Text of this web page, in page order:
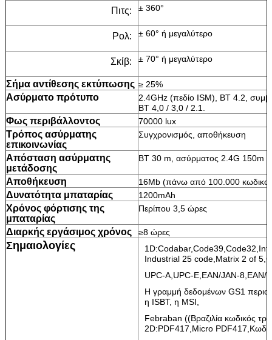
Πιτς: ± 360°
Ρολ: ± 60° ή μεγαλύτερο
Σκίβ: ± 70° ή μεγαλύτερο
Σήμα αντίθεσης εκτύπωσης ≥ 25%
Ασύρματο πρότυπο
2.4GHz (πεδίο ISM), BT 4.2,
BT 4,0 / 3,0 / 2.1.
Φως περιβάλλοντος 70000 lux
Τρόπος ασύρματης
επικοινωνίας
Συγχρονισμός, αποθήκευση
Απόσταση ασύρματης
μετάδοσης
BT 30 m, ασύρματος 2.4G 150m
Αποθήκευση 16Mb (πάνω από 100.000
Δυνατότητα μπαταρίας 1200mAh
Χρόνος φόρτισης της
μπαταρίας
Περίπου 3,5 ώρες
Διαρκής εργάσιμος χρόνος ≥8 ώρες
Σημαιολογίες
Industrial 25 code,Matrix 2 of
UPC-A,UPC-E,EAN/JAN-8,EAN/
Η γραμμή δεδομένων GS1
η ISBT, η MSI,
Febraban ((Βραζιλία κωδικός
2D:PDF417,Micro